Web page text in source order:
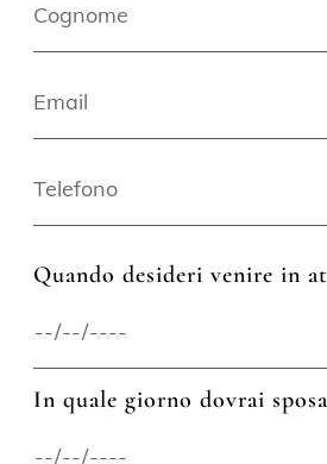
Quando desideri venire in
In quale giorno dovrai